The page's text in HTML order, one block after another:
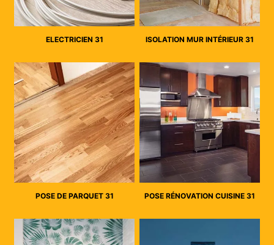
ELECTRICIEN 31 ISOLATION MUR INTÉRIEUR 31
POSE DE PARQUET 31 POSE RÉNOVATION CUISINE 31